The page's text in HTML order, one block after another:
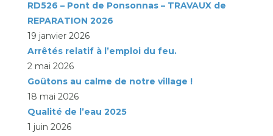
RD526 – Pont de Ponsonnas – TRAVAUX de
REPARATION 2026
19 janvier 2026
Arrêtés relatif à l’emploi du feu.
2 mai 2026
Goûtons au calme de notre village !
18 mai 2026
Qualité de l’eau 2025
1 juin 2026